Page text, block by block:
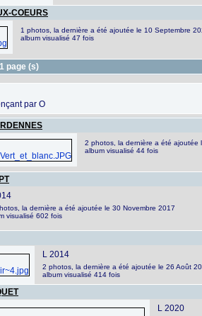
COEURS
1 photos, la dernière a été ajoutée le 10 Septembre
album visualisé 47 fois
page (s)
par O
2 photos, la dernière a été ajoutée
album visualisé 44 fois
la dernière a été ajoutée le 30 Novembre 2017
visualisé 602 fois
L 2014
2 photos, la dernière a été ajoutée le 26 Août
album visualisé 414 fois
L 2020